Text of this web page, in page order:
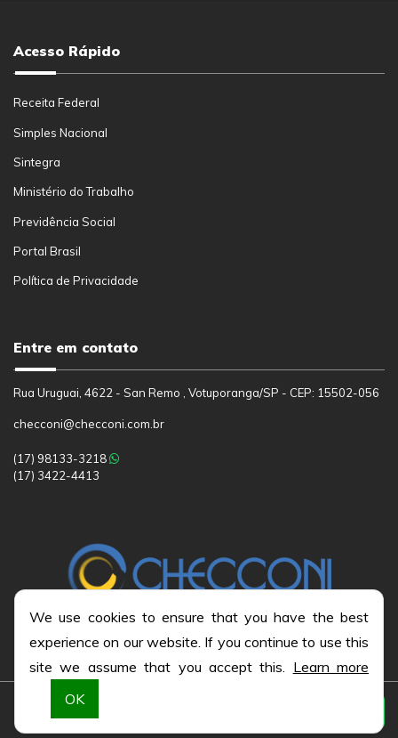
Acesso Rápido
Receita Federal
Simples Nacional
Sintegra
Ministério do Trabalho
Previdência Social
Portal Brasil
Política de Privacidade
Entre em contato
Rua Uruguai, 4622 - San Remo , Votuporanga/SP - CEP: 15502-056
checconi@checconi.com.br
(17) 98133-3218
(17) 3422-4413
Todos os direitos reservados © 2026
CONTÁBIL
We use cookies to ensure that you have the best
experience on our website. If you continue to use this
site we assume that you accept this. Learn more
OK